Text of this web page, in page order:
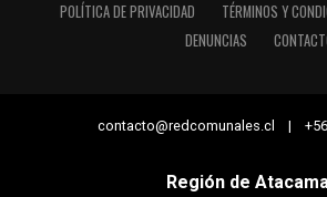
POLÍTICA DE PRIVACIDAD
TÉRMINOS Y
DENUNCIAS
contacto@redcomunales.cl |
Región de